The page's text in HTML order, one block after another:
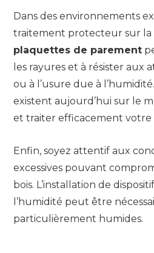
Dans des environnements
traitement protecteur sur la
plaquettes de parement
les rayures et à résister aux
ou à l’usure due à
existent aujourd’hui sur le
et traiter efficacement votre
Enfin, soyez attentif aux
excessives pouvant
bois. L’installation de
l’humidité peut être
particulièrement humides.